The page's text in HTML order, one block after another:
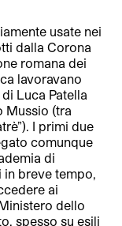
usate nei
dalla Corona
romana dei
lavoravano
Luca Patella
Mussio (tra
I primi due
comunque
di
breve tempo,
ai
dello
spesso su esili